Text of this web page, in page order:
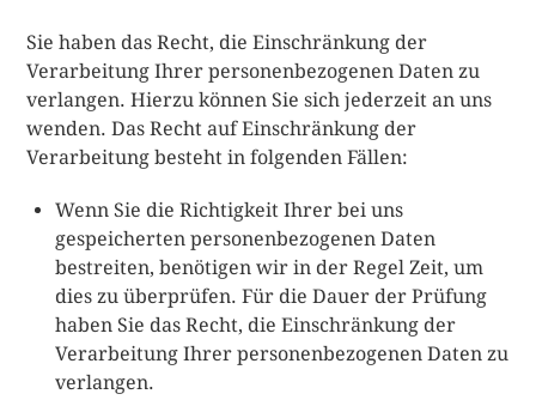
Sie haben das Recht, die Einschränkung der
Verarbeitung Ihrer personenbezogenen Daten zu
verlangen. Hierzu können Sie sich jederzeit an uns
wenden. Das Recht auf Einschränkung der
Verarbeitung besteht in folgenden Fällen:
Wenn Sie die Richtigkeit Ihrer bei uns
gespeicherten personenbezogenen Daten
bestreiten, benötigen wir in der Regel Zeit, um
dies zu überprüfen. Für die Dauer der Prüfung
haben Sie das Recht, die Einschränkung der
Verarbeitung Ihrer personenbezogenen Daten zu
verlangen.